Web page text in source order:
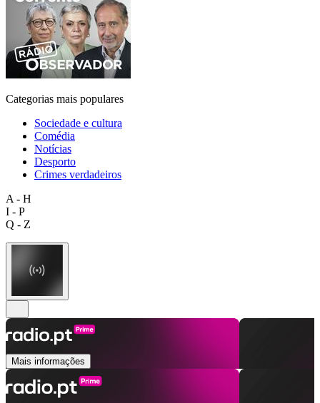
Categorias mais populares
Sociedade e cultura
Comédia
Notícias
Desporto
Crimes verdadeiros
A - H
I - P
Q - Z
Mais informações